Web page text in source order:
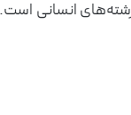
انسانی